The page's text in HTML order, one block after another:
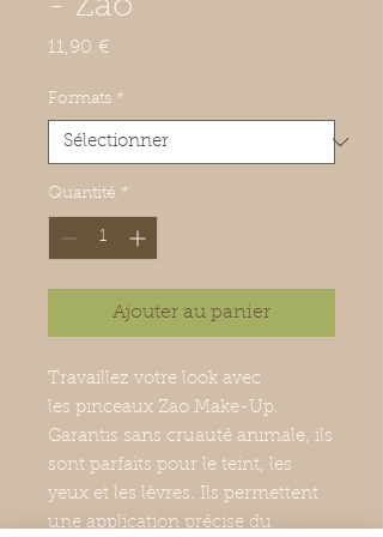
- Zao
11,90 €Prix
Formats *
Quantité *
Ajouter au panier
Travaillez votre look avec
les pinceaux Zao Make-Up.
Garantis sans cruauté animale, ils
sont parfaits pour le teint, les
yeux et les lèvres. Ils permettent
une application précise du